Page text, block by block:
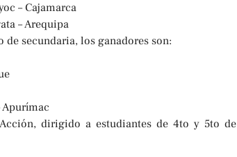
– Cajamarca
– Arequipa
secundaria, los ganadores son:
Apurímac
dirigido a estudiantes de 4to y 5to de